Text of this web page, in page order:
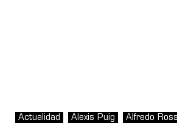
Actualidad Alexis Puig Alfredo